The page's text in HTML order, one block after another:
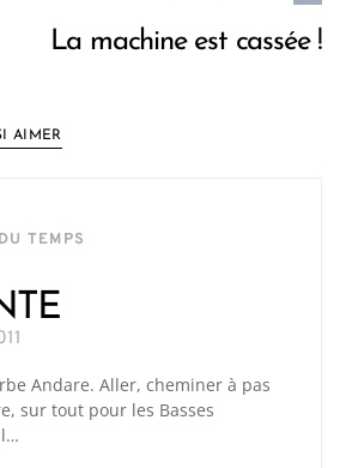
La machine est cassée !
AIMER
TEMPS
Andare. Aller, cheminer à pas
sur tout pour les Basses